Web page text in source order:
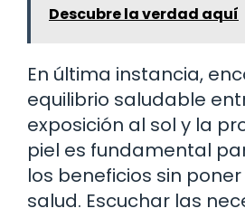
Descubre la verdad aquí
En última instancia,
equilibrio saludable
exposición al sol y la
piel es fundamental
los beneficios sin
salud. Escuchar las